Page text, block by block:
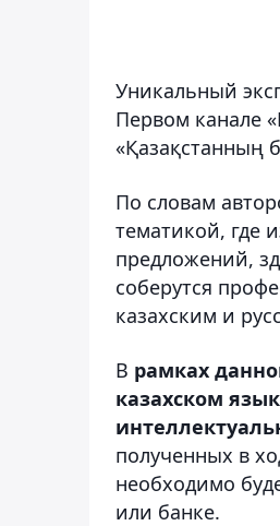
Уникальный
Первом канале
«Қазақстанның
По словам
тематикой, где
предложений,
соберутся
казахским и
В рамках
казахском
полученных в
необходимо
или банке.